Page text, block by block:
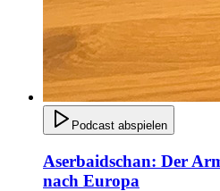
Podcast abspielen
Aserbaidschan: Der
nach Europa